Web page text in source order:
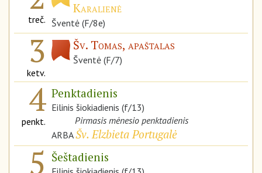
treč.
Karalienė
Šventė (F/8e)
3
ketv.
Šv. Tomas, apaštalas
Šventė (F/7)
4
penkt.
Penktadienis
Eilinis šiokiadienis (f/13)
Pirmasis mėnesio penktadienis
ARBAŠv. Elzbieta Portugalė
5 Šeštadienis